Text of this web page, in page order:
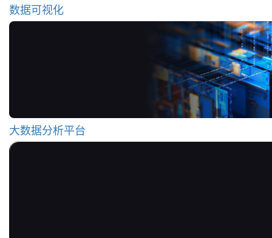
数据可视化
大数据分析平台